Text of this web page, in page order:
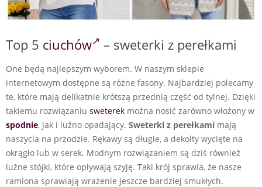
Top 5 ciuchów – sweterki z perełkami
One będą najlepszym wyborem. W naszym sklepie
internetowym dostępne są różne fasony. Najbardziej polecamy
te, które mają delikatnie krótszą przednią część od tylnej. Dzięki
takiemu rozwiązaniu sweterek można nosić zarówno włożony w
spodnie, jak i luźno opadający. Sweterki z perełkami mają
naszycia na przodzie. Rękawy są długie, a dekolty wycięte na
okrągło lub w serek. Modnym rozwiązaniem są dziś również
luźne stójki, które opływają szyję. Taki krój sprawia, że nasze
ramiona sprawiają wrażenie jeszcze bardziej smukłych.